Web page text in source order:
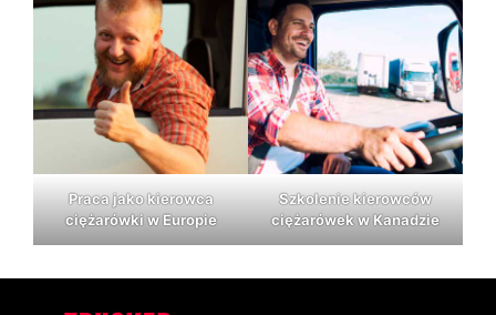
Praca jako kierowca
ciężarówki w Europie
Szkolenie kierowców
ciężarówek w Kanadzie